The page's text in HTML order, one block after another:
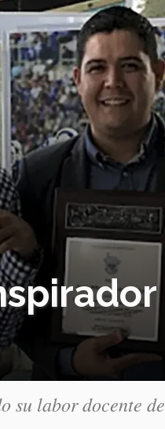
su labor docente de